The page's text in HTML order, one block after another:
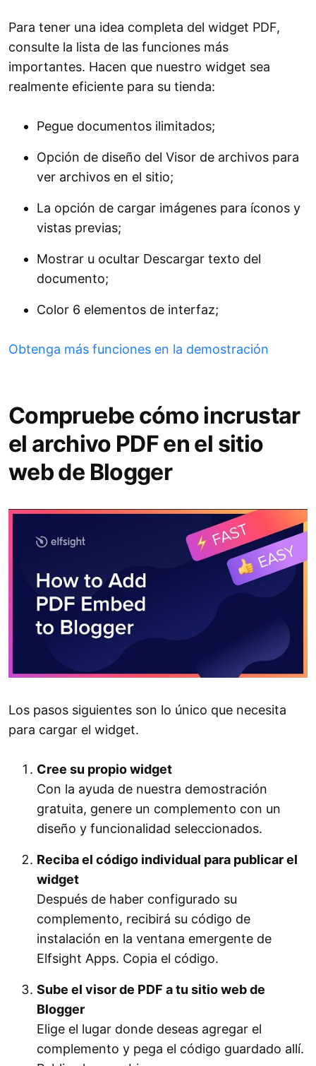
Para tener una idea completa del widget PDF,
consulte la lista de las funciones más
importantes. Hacen que nuestro widget sea
realmente eficiente para su tienda:
Pegue documentos ilimitados;
Opción de diseño del Visor de archivos para
ver archivos en el sitio;
La opción de cargar imágenes para íconos y
vistas previas;
Mostrar u ocultar Descargar texto del
documento;
Color 6 elementos de interfaz;
Obtenga más funciones en la demostración
Compruebe cómo incrustar
el archivo PDF en el sitio
web de Blogger
Los pasos siguientes son lo único que necesita
para cargar el widget.
Cree su propio widget
Con la ayuda de nuestra demostración
gratuita, genere un complemento con un
diseño y funcionalidad seleccionados.
Reciba el código individual para publicar el
widget
Después de haber configurado su
complemento, recibirá su código de
instalación en la ventana emergente de
Elfsight Apps. Copia el código.
Sube el visor de PDF a tu sitio web de
Blogger
Elige el lugar donde deseas agregar el
complemento y pega el código guardado allí.